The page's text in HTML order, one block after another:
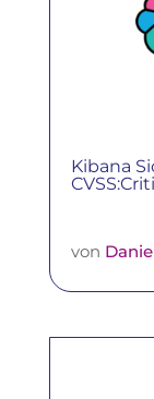
Kibana
von